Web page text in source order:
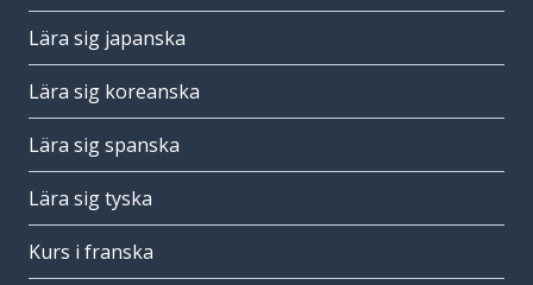
Lära sig japanska
Lära sig koreanska
Lära sig spanska
Lära sig tyska
Kurs i franska